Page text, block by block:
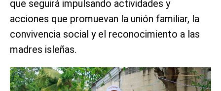
que seguirá impulsando actividades y
acciones que promuevan la unión familiar, la
convivencia social y el reconocimiento a las
madres isleñas.